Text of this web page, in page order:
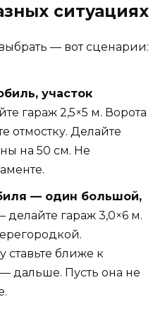
ситуациях
— вот сценарии:
участок
гараж 2,5×5 м. Ворота
отмостку. Делайте
на 50 см. Не
— один большой,
делайте гараж 3,0×6 м.
ближе к
дальше. Пусть она не